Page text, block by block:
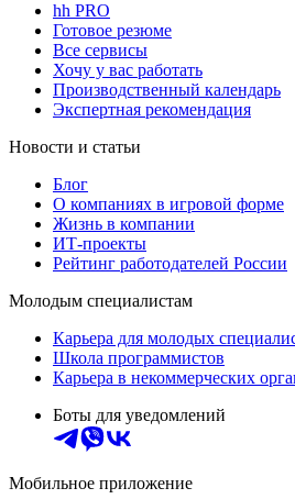
hh PRO
Готовое резюме
Все сервисы
Хочу у вас работать
Производственный календарь
Экспертная рекомендация
Новости и статьи
Блог
О компаниях в игровой форме
Жизнь в компании
ИТ-проекты
Рейтинг работодателей России
Молодым специалистам
Карьера для молодых
Школа программистов
Карьера в некоммерческих
Боты для уведомлений
Мобильное приложение